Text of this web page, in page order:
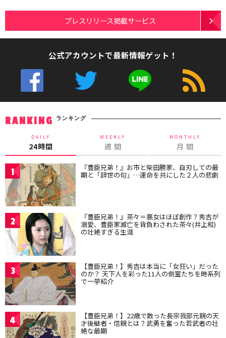
プレスリリース掲載サービス
公式アカウントで最新情報ゲット！
RANKING ランキング
DAILY
24時間
WEEKLY
週 間
MONTHLY
月 間
1 『豊臣兄弟！』お市と柴田勝家、自刃しての最
期と「辞世の句」…運命を共にした２人の悲劇
2 『豊臣兄弟！』茶々＝悪女はほぼ創作？秀吉が
溺愛、豊臣家滅亡を背負わされた茶々(井上和)
の壮絶すぎる生涯
3 【豊臣兄弟！】秀吉は本当に「女狂い」だった
のか？ 天下人を彩った11人の側室たちを時系列
で一挙紹介
4 【豊臣兄弟！】22歳で散った長宗我部元親の天
才後継者・信親とは？武勇を奮った若武者の壮
絶な最期